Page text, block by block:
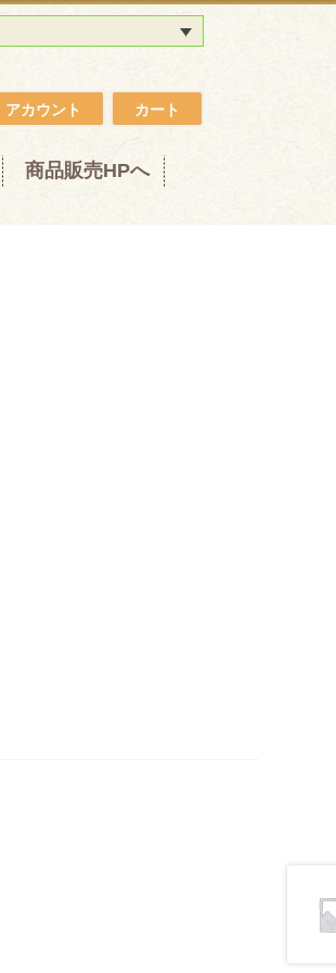
アカウント カート
商品販売HPへ